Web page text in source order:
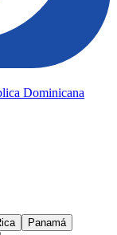
Dominicana
Panamá